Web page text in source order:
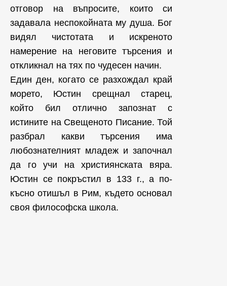
отговор на въпросите, които си
задавала неспокойната му душа. Бог
видял чистотата и искреното
намерение на неговите търсения и
откликнал на тях по чудесен начин.
Един ден, когато се разхождал край
морето, Юстин срещнал старец,
който бил отлично запознат с
истините на Свещеното Писание. Той
разбрал какви търсения има
любознателният младеж и започнал
да го учи на християнската вяра.
Юстин се покръстил в 133 г., а по-
късно отишъл в Рим, където основал
своя философска школа.